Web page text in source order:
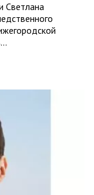
Светлана